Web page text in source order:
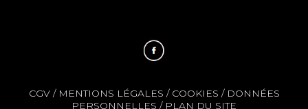
CGV/ MENTIONS LÉGALES / COOKIES / DONNÉES
PERSONNELLES / PLAN DU SITE